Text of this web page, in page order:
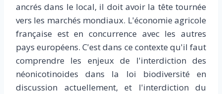
ancrés dans le local, il doit avoir la tête tournée
vers les marchés mondiaux. L'économie agricole
française est en concurrence avec les autres
pays européens. C'est dans ce contexte qu'il faut
comprendre les enjeux de l'interdiction des
néonicotinoides dans la loi biodiversité en
discussion actuellement, et l'interdiction du